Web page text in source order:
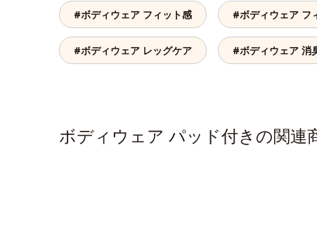
#ボディウェア フィット感 #ボディウェア フ
#ボディウェア レッグケア #ボディウェア 消
ボディウェア パッド付きの関連